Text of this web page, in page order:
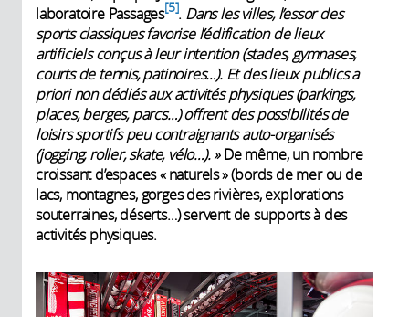
laboratoire Passages 5 . Dans les villes, l’essor des
sports classiques favorise l’édification de lieux
artificiels conçus à leur intention (stades, gymnases,
courts de tennis, patinoires…). Et des lieux publics a
priori non dédiés aux activités physiques (parkings,
places, berges, parcs…) offrent des possibilités de
loisirs sportifs peu contraignants auto-organisés
(jogging, roller, skate, vélo…). »De même, un nombre
croissant d’espaces « naturels » (bords de mer ou de
lacs, montagnes, gorges des rivières, explorations
souterraines, déserts…) servent de supports à des
activités physiques.